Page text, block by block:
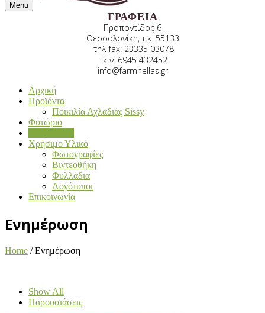
Menu
ΓΡΑΦΕΙΑ
Προποντίδος 6
Θεσσαλονίκη, τ.κ. 55133
τηλ-fax: 23335 03078
κιν: 6945 432452
info@farmhellas.gr
Αρχική
Προϊόντα
Ποικιλία Αχλαδιάς Sissy
Φυτώριο
Χρήσιμο Υλικό
Φωτογραφίες
Βιντεοθήκη
Φυλλάδια
Λογότυποι
Επικοινωνία
Ενημέρωση
Home /Ενημέρωση
Show All
Παρουσιάσεις